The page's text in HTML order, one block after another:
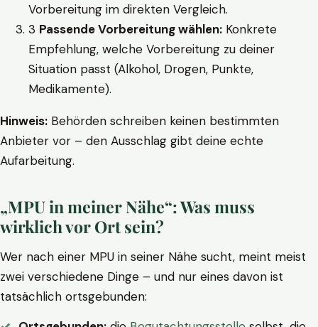
Vorbereitung im direkten Vergleich.
3 Passende Vorbereitung wählen: Konkrete
Empfehlung, welche Vorbereitung zu deiner
Situation passt (Alkohol, Drogen, Punkte,
Medikamente).
Hinweis: Behörden schreiben keinen bestimmten
Anbieter vor – den Ausschlag gibt deine echte
Aufarbeitung.
„MPU in meiner Nähe“: Was muss
wirklich vor Ort sein?
Wer nach einer MPU in seiner Nähe sucht, meint meist
zwei verschiedene Dinge – und nur eines davon ist
tatsächlich ortsgebunden: